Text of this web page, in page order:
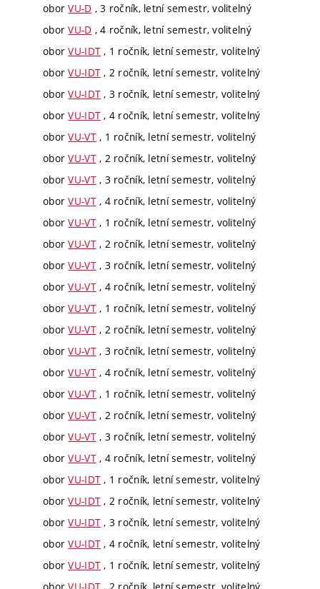
oborVU-D , 3 ročník, letní semestr, volitelný
oborVU-D , 4 ročník, letní semestr, volitelný
oborVU-IDT , 1 ročník, letní semestr, volitelný
oborVU-IDT , 2 ročník, letní semestr, volitelný
oborVU-IDT , 3 ročník, letní semestr, volitelný
oborVU-IDT , 4 ročník, letní semestr, volitelný
oborVU-VT, 1 ročník, letní semestr, volitelný
oborVU-VT, 2 ročník, letní semestr, volitelný
oborVU-VT, 3 ročník, letní semestr, volitelný
oborVU-VT, 4 ročník, letní semestr, volitelný
oborVU-VT, 1 ročník, letní semestr, volitelný
oborVU-VT, 2 ročník, letní semestr, volitelný
oborVU-VT, 3 ročník, letní semestr, volitelný
oborVU-VT, 4 ročník, letní semestr, volitelný
oborVU-VT, 1 ročník, letní semestr, volitelný
oborVU-VT, 2 ročník, letní semestr, volitelný
oborVU-VT, 3 ročník, letní semestr, volitelný
oborVU-VT, 4 ročník, letní semestr, volitelný
oborVU-VT, 1 ročník, letní semestr, volitelný
oborVU-VT, 2 ročník, letní semestr, volitelný
oborVU-VT, 3 ročník, letní semestr, volitelný
oborVU-VT, 4 ročník, letní semestr, volitelný
oborVU-IDT , 1 ročník, letní semestr, volitelný
oborVU-IDT , 2 ročník, letní semestr, volitelný
oborVU-IDT , 3 ročník, letní semestr, volitelný
oborVU-IDT , 4 ročník, letní semestr, volitelný
oborVU-IDT , 1 ročník, letní semestr, volitelný